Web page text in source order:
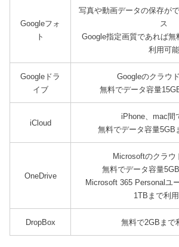
Googleフォ
ト
写真や動画データの保存が
ス
Google指定画質であれば無
利用可能
Googleドラ
イブ
Googleのクラウ
無料でデータ容量
iCloud
iPhone、mac間
無料でデータ容量5GB
OneDrive
Microsoftのクラウ
無料でデータ容量
Microsoft 365 Personalユ
1TBまで利
DropBox 無料で2GBまで